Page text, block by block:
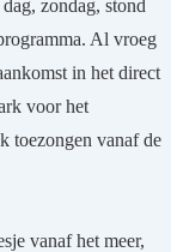
zondag, stond
Al vroeg
in het direct
voor het
toezongen vanaf de
vanaf het meer,